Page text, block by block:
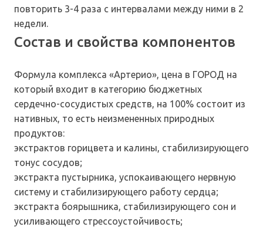
повторить 3-4 раза с интервалами между ними в 2
недели.
Состав и свойства компонентов
Формула комплекса «Артерио», цена в ГОРОД на
который входит в категорию бюджетных
сердечно-сосудистых средств, на 100% состоит из
нативных, то есть неизмененных природных
продуктов:
экстрактов горицвета и калины, стабилизирующего
тонус сосудов;
экстракта пустырника, успокаивающего нервную
систему и стабилизирующего работу сердца;
экстракта боярышника, стабилизирующего сон и
усиливающего стрессоустойчивость;